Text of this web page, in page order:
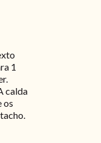
1
calda
os